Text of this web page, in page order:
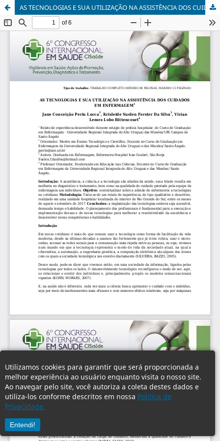
Utilizamos cookies para garantir que será proporcionada a
melhor experiência ao usuário enquanto visita o nosso site.
Ao navegar pelo site, você autoriza a coleta destes dados e
utiliza-los conforme descritos em nossa Política de
Privacidade.
Entendi!
AS TECNOLOGIAS E SUA UTILIZAÇÃO NA ASSISTÊNCIA DOS CUIDADOS EM ENFERMAGEM